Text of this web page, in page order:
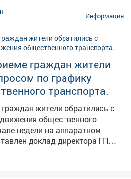
мер, сообщает в
приставов своевременно не
меры, направленные на
– сказали в прокуратуре.
руководителю
в регионе. В
действия
лицо привлекли к
а с бывшего мужа
по алиментам.
следить за тем, как
выплата алиментов.
Информация
граждан жители
по графику
транспорта.
жители обратились с
общественного
недели на аппаратном
доклад директора ГП
Было поручено учесть
понимаю, что всем не